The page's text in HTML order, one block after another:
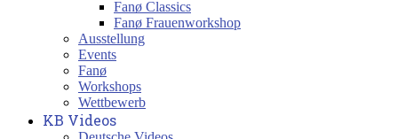
Fanø Classics
Fanø Frauenworkshop
Ausstellung
Events
Fanø
Workshops
Wettbewerb
KB Videos